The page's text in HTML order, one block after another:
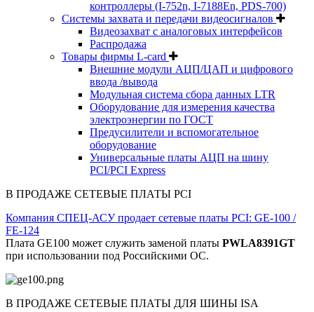
контроллеры (I-752n, I-7188En, PDS-700)
Системы захвата и передачи видеосигналов
Видеозахват с аналоговых интерфейсов
Распродажа
Товары фирмы L-card
Внешние модули АЦП/ЦАП и цифрового
ввода /вывода
Модульная система сбора данных LTR
Оборудование для измерения качества
электроэнергии по ГОСТ
Предусилители и вспомогательное
оборудование
Универсальные платы АЦП на шину
PCI/PCI Express
В ПРОДАЖЕ СЕТЕВЫЕ ПЛАТЫ PCI
Компания СПЕЦ-АСУ продает сетевые платы PCI: GE-100 /
FE-124
Плата GE100 может служить заменой платы PWLA8391GT
при использовании под Российскими ОС.
В ПРОДАЖЕ СЕТЕВЫЕ ПЛАТЫ ДЛЯ ШИНЫ ISA